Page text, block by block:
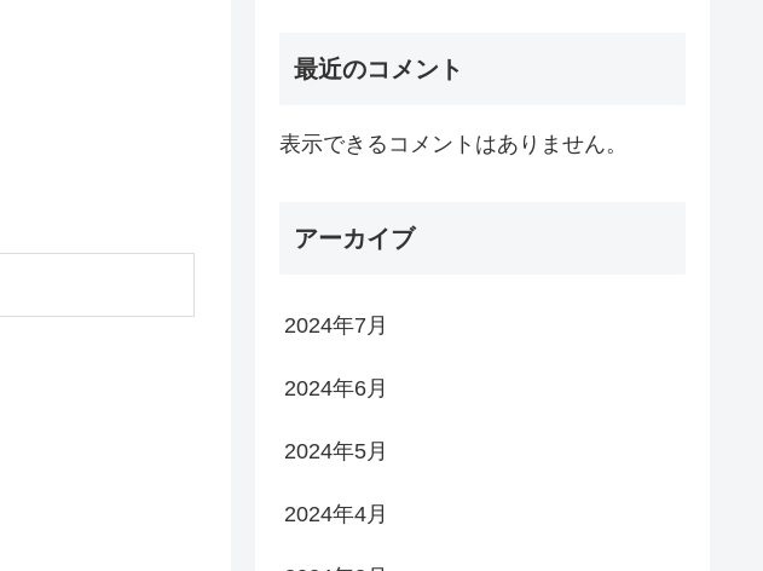
最近のコメント
表示できるコメントはありません。
アーカイブ
2024年7月
2024年6月
2024年5月
2024年4月